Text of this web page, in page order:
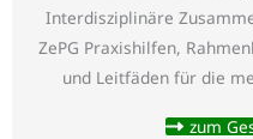
Interdisziplinäre
ZePG Praxishilfen,
und Leitfäden für die
zum